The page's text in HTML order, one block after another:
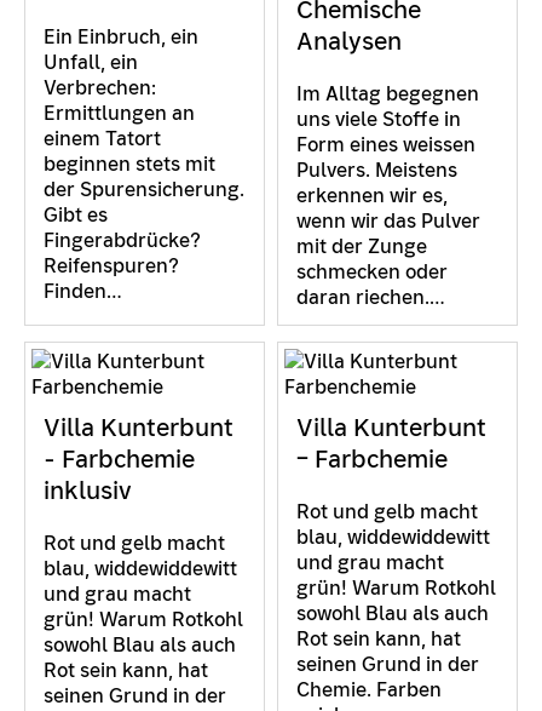
Ein Einbruch, ein
Unfall, ein
Verbrechen:
Ermittlungen an
einem Tatort
beginnen stets mit
der Spurensicherung.
Gibt es
Fingerabdrücke?
Reifenspuren?
Finden…
Chemische
Analysen
Im Alltag begegnen
uns viele Stoffe in
Form eines weissen
Pulvers. Meistens
erkennen wir es,
wenn wir das Pulver
mit der Zunge
schmecken oder
daran riechen.…
Villa Kunterbunt
- Farbchemie
inklusiv
Rot und gelb macht
blau, widdewiddewitt
und grau macht
grün! Warum Rotkohl
sowohl Blau als auch
Rot sein kann, hat
seinen Grund in der
Villa Kunterbunt
– Farbchemie
Rot und gelb macht
blau, widdewiddewitt
und grau macht
grün! Warum Rotkohl
sowohl Blau als auch
Rot sein kann, hat
seinen Grund in der
Chemie. Farben